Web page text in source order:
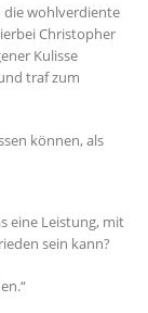
die wohlverdiente
Christopher
Kulisse
traf zum
können, als
eine Leistung, mit
sein kann?